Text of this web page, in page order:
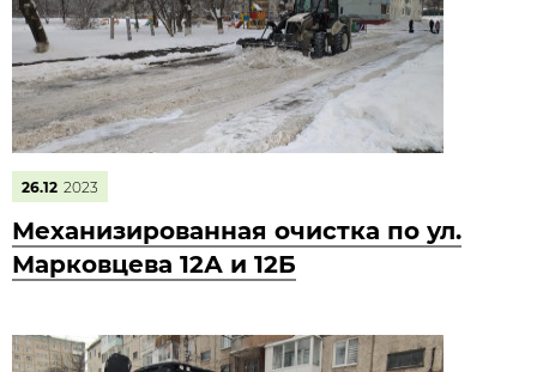
26.12 2023
Механизированная очистка по ул.
Марковцева 12А и 12Б